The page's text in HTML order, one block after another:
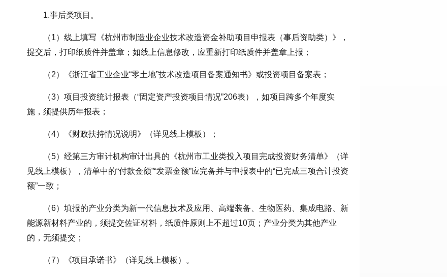
1.事后类项目。
（1）线上填写《杭州市制造业企业技术改造资金补助项目申报表（事后资助类）》，
提交后，打印纸质件并盖章；如线上信息修改，应重新打印纸质件并盖章上报；
（2）《浙江省工业企业“零土地”技术改造项目备案通知书》或投资项目备案表；
（3）项目投资统计报表（“固定资产投资项目情况”206表），如项目跨多个年度实
施，须提供历年报表；
（4）《财政扶持情况说明》（详见线上模板）；
（5）经第三方审计机构审计出具的《杭州市工业类投入项目完成投资财务清单》（详
见线上模板），清单中的“付款金额”“发票金额”应完备并与申报表中的“已完成三项合计投资
额”一致；
（6）填报的产业分类为新一代信息技术及应用、高端装备、生物医药、集成电路、新
能源新材料产业的，须提交佐证材料，纸质件原则上不超过10页；产业分类为其他产业
的，无须提交；
（7）《项目承诺书》（详见线上模板）。